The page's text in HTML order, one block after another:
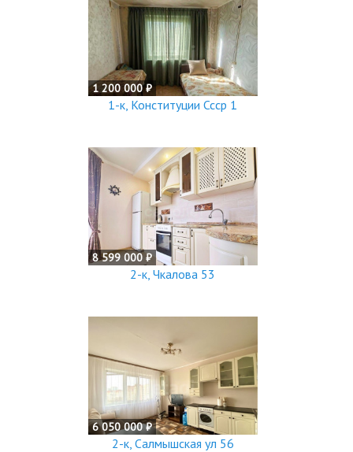
1 200 000 ₽
1-к, Конституции Ссср 1
8 599 000 ₽
2-к, Чкалова 53
6 050 000 ₽
2-к, Салмышская ул 56